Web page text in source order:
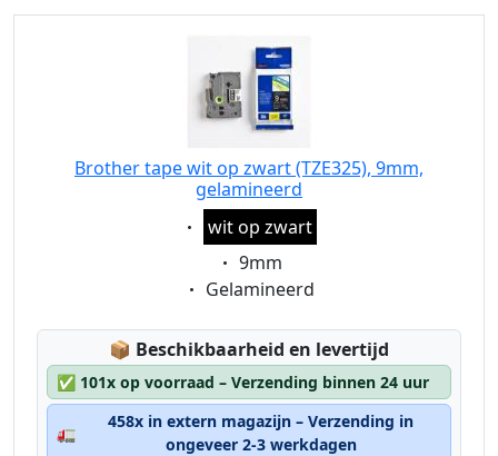
Brother tape wit op zwart (TZE325), 9mm,
gelamineerd
Eigenschaft:
wit op zwart
Eigenschaft:
9mm
Eigenschaft:
Gelamineerd
📦 Lagerstatus:
Beschikbaarheid en levertijd
✅ 101x op voorraad – Verzending binnen 24 uur
🚛
458x in extern magazijn – Verzending in
ongeveer 2-3 werkdagen